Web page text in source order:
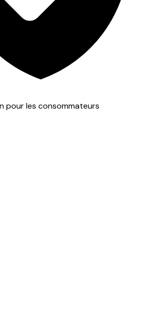
pour les consommateurs